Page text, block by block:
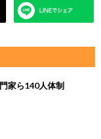
家ら140人体制